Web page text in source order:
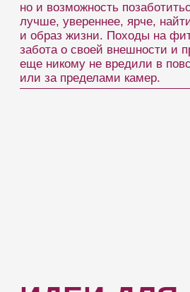
Хотите необычный образ: косплей, аниме.
Одежда: словно вы собрались на Хеллоуин
или костюмированную вечеринку.
Мейкап: самые необычные и сумасшедшие
варианты подойдут, вплоть до
использования грима.
трансляции.